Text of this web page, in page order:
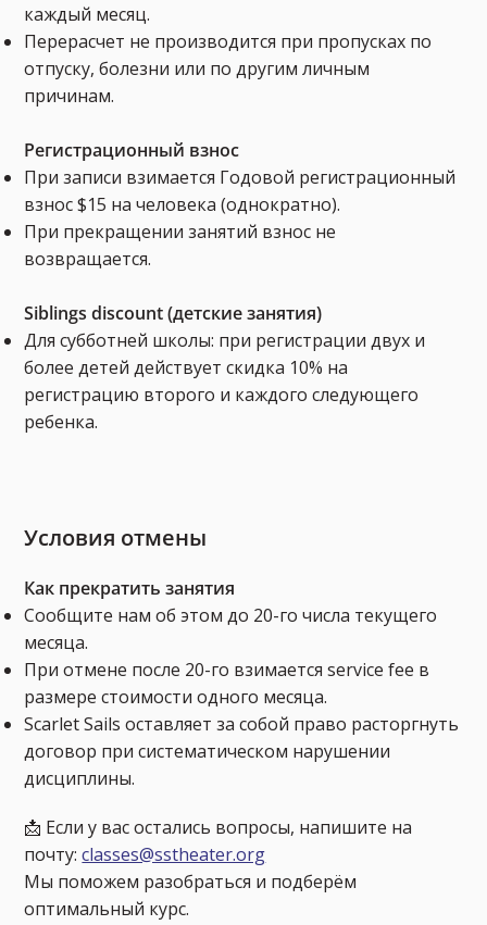
каждый месяц.
Перерасчет не производится при пропусках по
отпуску, болезни или по другим личным
причинам.
Регистрационный взнос
При записи взимается Годовой регистрационный
взнос $15 на человека (однократно).
При прекращении занятий взнос не
возвращается.
Siblings discount (детские занятия)
Для субботней школы: при регистрации двух и
более детей действует скидка 10% на
регистрацию второго и каждого следующего
ребенка.
Условия отмены
Как прекратить занятия
Сообщите нам об этом до 20-го числа текущего
месяца.
При отмене после 20-го взимается service fee в
размере стоимости одного месяца.
Scarlet Sails оставляет за собой право расторгнуть
договор при систематическом нарушении
дисциплины.
📩 Если у вас остались вопросы, напишите на
почту:classes@sstheater.org
Мы поможем разобраться и подберём
оптимальный курс.